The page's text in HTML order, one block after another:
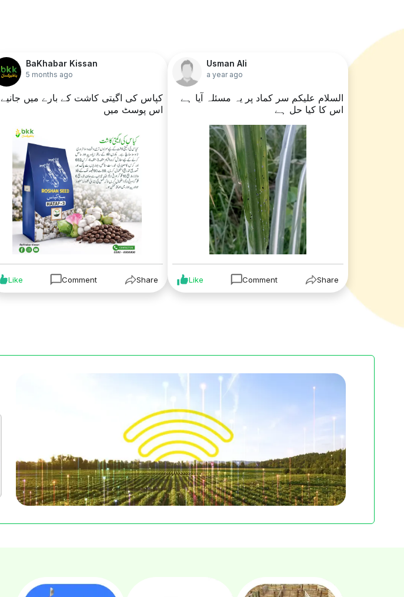
BaKhabar Kissan
5 months ago
کپاس کی اگیتی کاشت کے بارے میں جانیے
اس پوسٹ میں
Like Comment Share
Usman Ali
a year ago
السلام علیکم سر کماد پر یہ مسئلہ آیا ہے
اس کا کیا حل ہے
Like Comment Share